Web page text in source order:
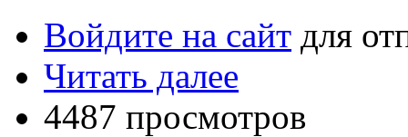
Войдите на сайт для
Читать далее
4487 просмотров